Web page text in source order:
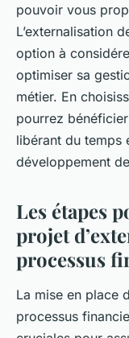
pouvoir vous
L’externalisation
option à
optimiser sa
métier. En
pourrez
libérant du temps
développement
Les étapes
projet
processus
La mise en place
processus